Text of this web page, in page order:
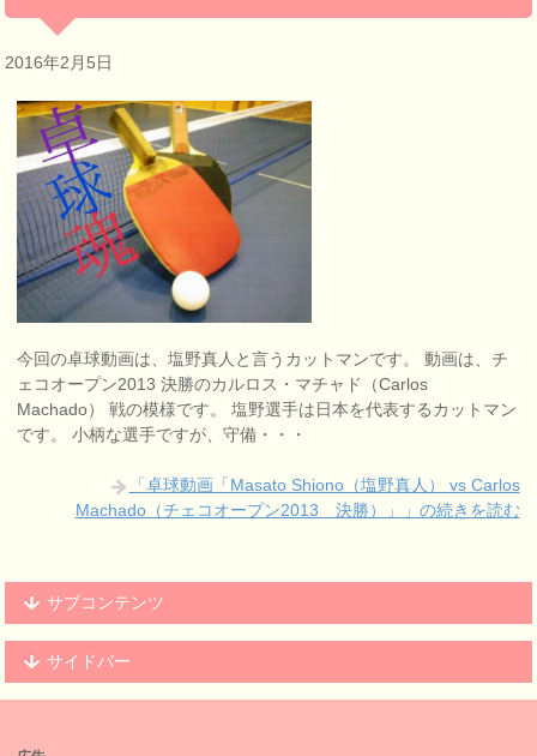
2016年2月5日
今回の卓球動画は、塩野真人と言うカットマンです。 動画は、チ
ェコオープン2013 決勝のカルロス・マチャド（Carlos
Machado） 戦の模様です。 塩野選手は日本を代表するカットマン
です。 小柄な選手ですが、守備・・・
「卓球動画「Masato Shiono（塩野真人） vs Carlos
Machado（チェコオープン2013 決勝）」」の続きを読む
サブコンテンツ
サイドバー